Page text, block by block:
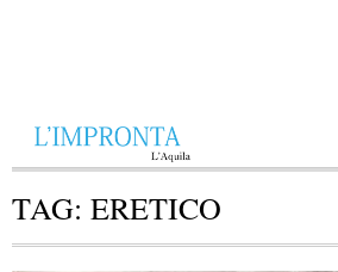
TAG: ERETICO